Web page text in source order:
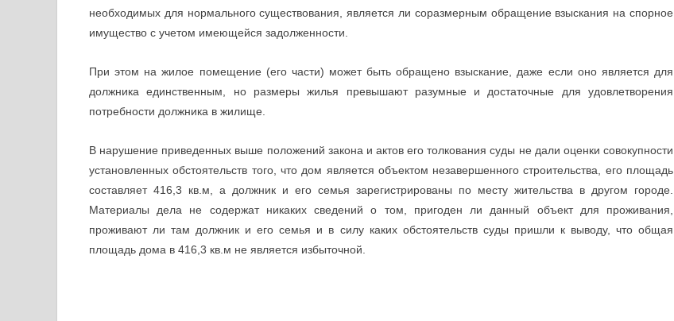
необходимых для нормального существования, является ли соразмерным обращение взыскания на спорное
имущество с учетом имеющейся задолженности.
При этом на жилое помещение (его части) может быть обращено взыскание, даже если оно является для
должника единственным, но размеры жилья превышают разумные и достаточные для удовлетворения
потребности должника в жилище.
В нарушение приведенных выше положений закона и актов его толкования суды не дали оценки совокупности
установленных обстоятельств того, что дом является объектом незавершенного строительства, его площадь
составляет 416,3 кв.м, а должник и его семья зарегистрированы по месту жительства в другом городе.
Материалы дела не содержат никаких сведений о том, пригоден ли данный объект для проживания,
проживают ли там должник и его семья и в силу каких обстоятельств суды пришли к выводу, что общая
площадь дома в 416,3 кв.м не является избыточной.